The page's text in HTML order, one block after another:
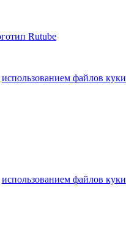
использованием файлов куки
использованием файлов куки